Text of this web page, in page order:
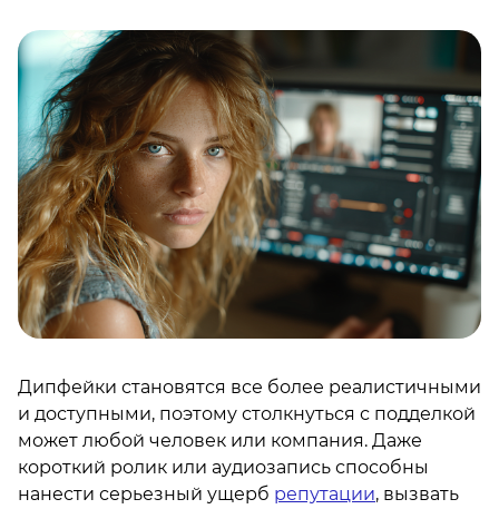
Дипфейки становятся все более реалистичными
и доступными, поэтому столкнуться с подделкой
может любой человек или компания. Даже
короткий ролик или аудиозапись способны
нанести серьезный ущерб репутации, вызвать